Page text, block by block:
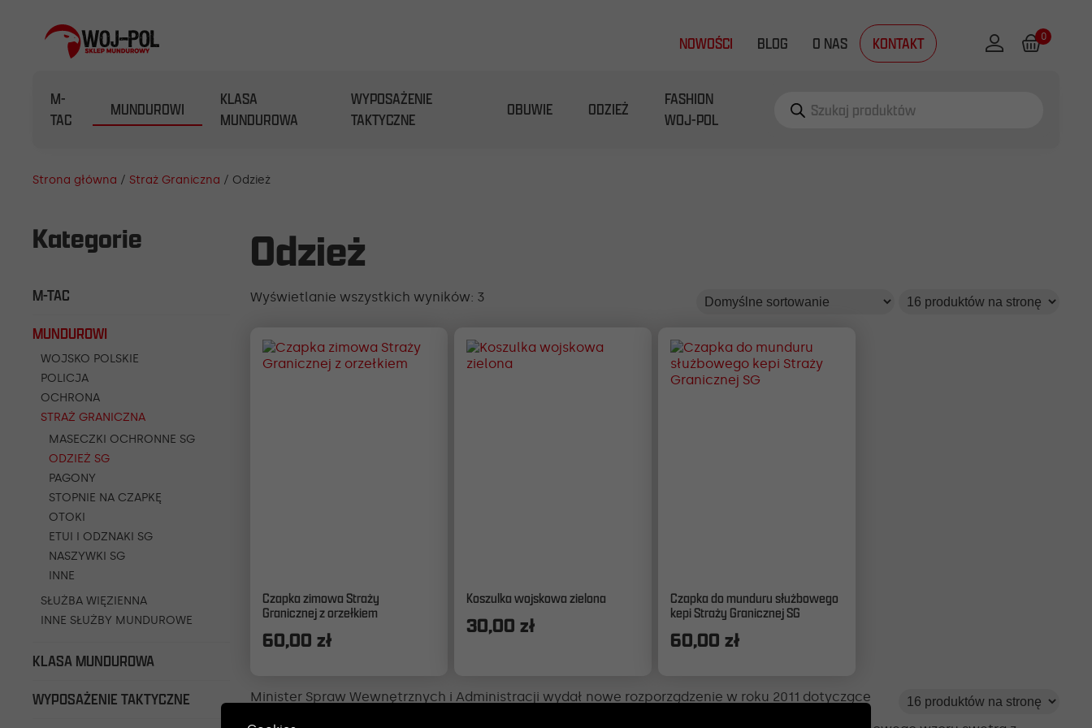
NOWOŚCI BLOG O NAS KONTAKT 0
M-
TAC
MUNDUROWI
KLASA
MUNDUROWA
WYPOSAŻENIE
TAKTYCZNE
OBUWIE ODZIEŻ
FASHION
WOJ-POL
produktów
Strona główna / Straż Graniczna / Odzież
Kategorie
M-TAC
MUNDUROWI
WOJSKO POLSKIE
POLICJA
OCHRONA
STRAŻ GRANICZNA
MASECZKI OCHRONNE SG
ODZIEŻ SG
PAGONY
STOPNIE NA CZAPKĘ
OTOKI
ETUI I ODZNAKI SG
NASZYWKI SG
INNE
SŁUŻBA WIĘZIENNA
INNE SŁUŻBY MUNDUROWE
KLASA MUNDUROWA
WYPOSAŻENIE TAKTYCZNE
Odzież
Wyświetlanie wszystkich wyników: 3
Ten
produkt
ma
wiele
wybrać
na
Czapka zimowa Straży
Granicznej z orzełkiem
60,00 zł
Ten
produkt
ma
wiele
można
wybrać
Koszulka wojskowa zielona
30,00 zł
Ten
produkt
ma
wiele
można
wybrać
Czapka do munduru służbowego
kepi Straży Granicznej SG
60,00 zł
Minister Spraw Wewnętrznych i Administracji wydał nowe rozporządzenie w roku 2011 dotyczące